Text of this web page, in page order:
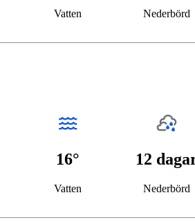
Vatten Nederbörd
16°
Vatten
12
Nederbörd